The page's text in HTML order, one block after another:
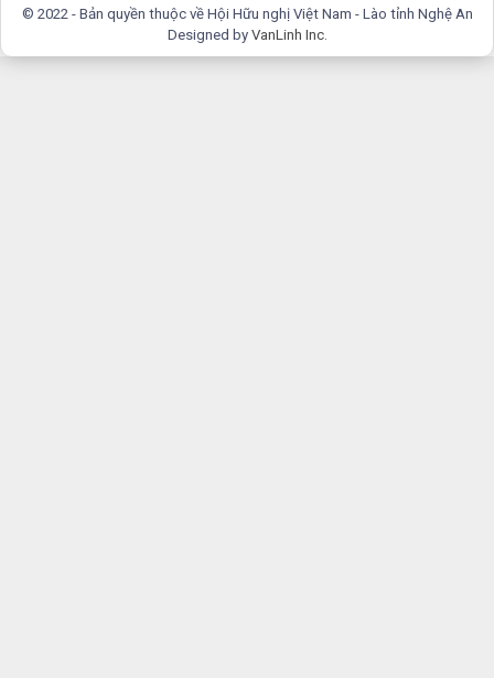
© 2022 - Bản quyền thuộc về Hội Hữu nghị Việt Nam - Lào tỉnh Nghệ An
Designed by VanLinh Inc.